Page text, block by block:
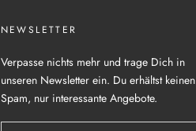
NEWSLETTER
Verpasse nichts mehr und trage Dich in
unseren Newsletter ein. Du erhältst keinen
Spam, nur interessante Angebote.